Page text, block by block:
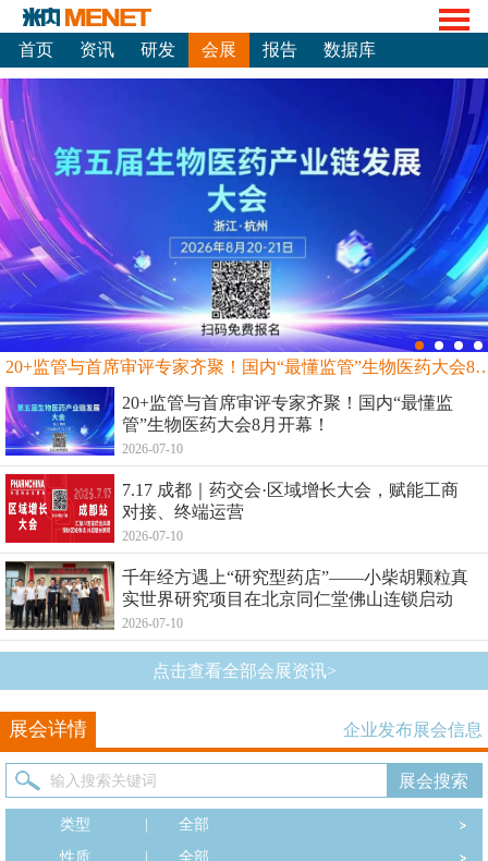
首页 资讯 研发 会展 报告 数据库
20+监管与首席审评专家齐聚！国内“最
20+监管与首席审评专家齐聚！国内“最懂监
管”生物医药大会8月开幕！
2026-07-10
7.17 成都｜药交会·区域增长大会，赋能工商
对接、终端运营
2026-07-10
千年经方遇上“研究型药店”——小柴胡颗粒真
实世界研究项目在北京同仁堂佛山连锁启动
2026-07-10
点击查看全部会展资讯>
展会详情 企业发布展会信息
类型
全部
性质
全部